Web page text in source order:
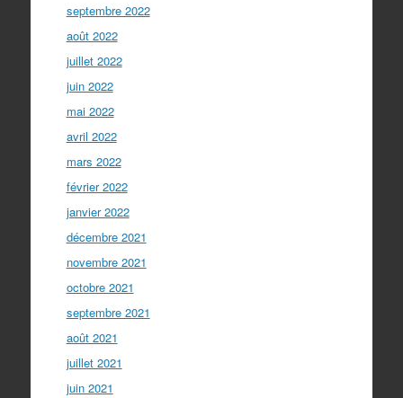
septembre 2022
août 2022
juillet 2022
juin 2022
mai 2022
avril 2022
mars 2022
février 2022
janvier 2022
décembre 2021
novembre 2021
octobre 2021
septembre 2021
août 2021
juillet 2021
juin 2021